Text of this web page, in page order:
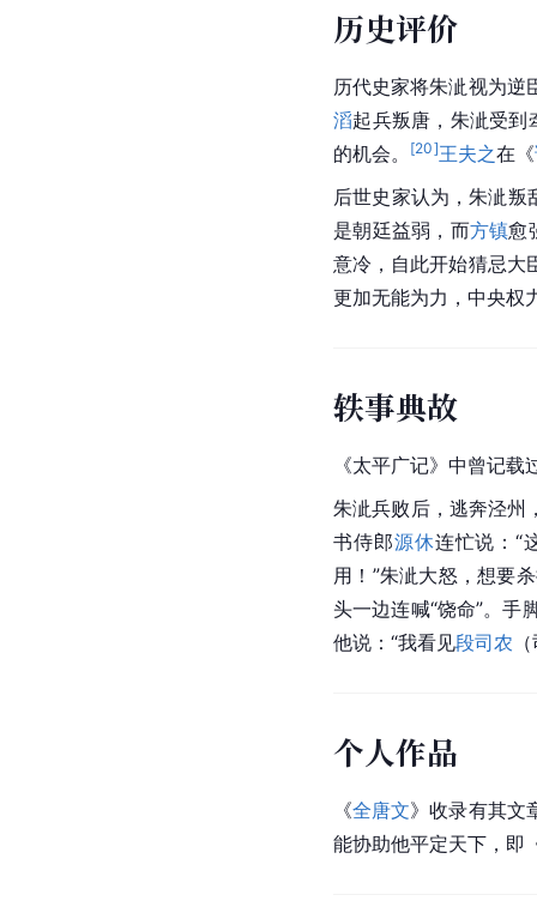
历史评价
历代史家将朱泚视为逆
滔起兵叛唐，朱泚受到
的机会。
[20]王夫之在《
后世史家认为，朱泚叛
是朝廷益弱，而方镇愈
意冷，自此开始猜忌大
更加无能为力，中央权
轶事典故
《太平广记》中曾记载
朱泚兵败后，逃奔泾州
书侍郎源休连忙说：“
用！”朱泚大怒，想要
头一边连喊“饶命”。手
他说：“我看见段司农
个人作品
《全唐文》收录有其文
能协助他平定天下，即